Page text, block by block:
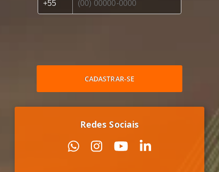
CADASTRAR-SE
Redes Sociais